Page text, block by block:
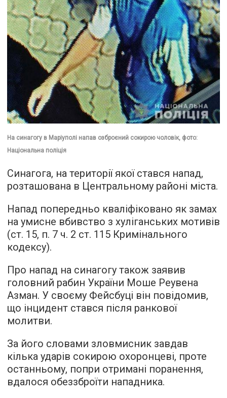
На синагогу в Маріуполі напав озброєний сокирою чоловік, фото:
Національна поліція
Синагога, на території якої стався напад,
розташована в Центральному районі міста.
Напад попередньо кваліфіковано як замах
на умисне вбивство з хуліганських мотивів
(ст. 15, п. 7 ч. 2 ст. 115 Кримінального
кодексу).
Про напад на синагогу також заявив
головний рабин України Моше Реувена
Азман. У своєму Фейсбуці він повідомив,
що інцидент стався після ранкової
молитви.
За його словами зловмисник завдав
кілька ударів сокирою охоронцеві, проте
останньому, попри отримані поранення,
вдалося обеззброїти нападника.